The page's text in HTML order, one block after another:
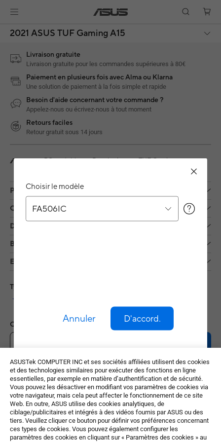
ASUSTek COMPUTER INC et ses sociétés affiliées utilisent des cookies
et des technologies similaires pour exécuter des fonctions en ligne
essentielles, par exemple en matière d’authentification et de sécurité.
Vous pouvez les désactiver en modifiant vos paramètres de cookies via
votre navigateur, mais cela peut affecter le fonctionnement de ce site
Web. En outre, ASUS utilise des cookies analytiques, de
ciblage/publicitaires et intégrés à des vidéos fournis par ASUS ou des
tiers. Veuillez cliquer ce bouton pour définir vos préférences concernant
ces types de cookies. Vous pouvez également configurer les
paramètres des cookies en cliquant sur « Paramètres des cookies » au
Choisir le modèle
FA506IC
Annuler D'accord.
2021 ASUS TUF Gaming A15
Livraison gratuite
Livraison gratuite pour les commandes supérieures à 80€
Paiement en plusieurs fois avec Alma ou Klarna
Une solution de paiement à la fois simple et rapide
Besoin d'aide concernant votre commande ?
Appelez-nous ou écrivez-nous à tout moment
Retours faciles
Retour gratuit sous 14 jours
PC portables Pour les jeux
TUF Gaming
Produits
Qui sommes-nous ?
Développement durable
Besoin d'aide ?
En savoir plus
Type de Paiement Accepté
Obtenez les dernières offres et plus encore
France / Français